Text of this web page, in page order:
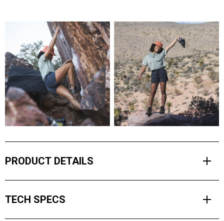
PRODUCT DETAILS
초경량 합성 소재로 제작되어 하루 종일 입고 있어도 부담이 없습니
다.
TECH SPECS